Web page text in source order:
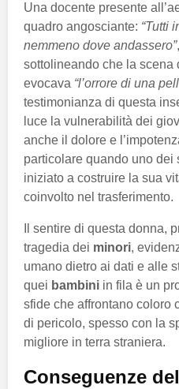
Una docente presente
quadro angosciante: “Tutti
nemmeno dove andassero”
sottolineando che la scena
evocava “l’orrore di una
testimonianza di questa
luce la vulnerabilità dei
anche il dolore e
particolare quando uno dei
iniziato a costruire la sua
coinvolto nel trasferimento.
Il sentire di questa donna,
tragedia dei minori,
umano dietro ai dati e alle
quei bambini in fila è un
sfide che affrontano coloro
di pericolo, spesso con la
migliore in terra straniera.
Conseguenze